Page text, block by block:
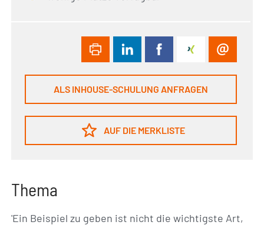
ALS INHOUSE-SCHULUNG ANFRAGEN
AUF DIE MERKLISTE
Thema
'Ein Beispiel zu geben ist nicht die wichtigste Art,